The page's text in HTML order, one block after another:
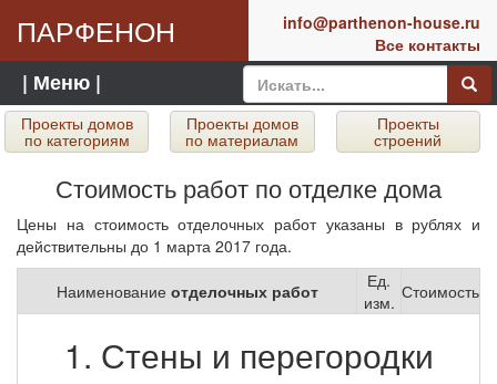
ПАРФЕНОН
info@parthenon-house.ru
Все контакты
| Меню |
Проекты домов
по категориям
Проекты домов
по материалам
Проекты
строений
Стоимость работ по отделке дома
Цены на стоимость отделочных работ указаны в рублях и
действительны до 1 марта 2017 года.
Наименование отделочных работ
Ед.
изм. Стоимость
1. Стены и перегородки